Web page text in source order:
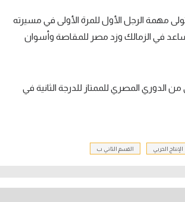
45 عاما يتولى مهمة الرجل الأول للمرة الأولى في مسيرته
في الزمالك وزد مصر للمقاصة وأسوان
من الدوري المصري للممتاز للدرجة الثانية في
الإنتاج الحربي القسم الثاني ب